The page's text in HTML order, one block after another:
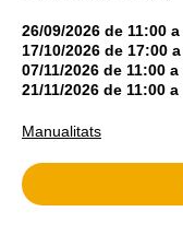
26/09/2026 de 11:00 a
17/10/2026 de 17:00 a
07/11/2026 de 11:00 a
21/11/2026 de 11:00 a
Manualitats